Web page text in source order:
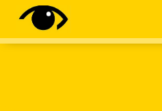
Diese Webseite setzt
Tracking-Tools ein. Dies